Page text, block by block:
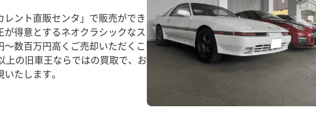
ント直販センタ」で販売ができ
得意とするネオクラシックなス
数百万円高くご売却いただくこ
上の旧車王ならではの買取で、お
たします。